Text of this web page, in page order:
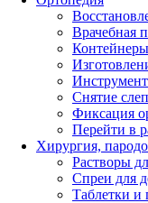
Врачебная
Снятие
Фиксация
Перейти в
Хирургия,
Растворы
Спреи для
Таблетки и